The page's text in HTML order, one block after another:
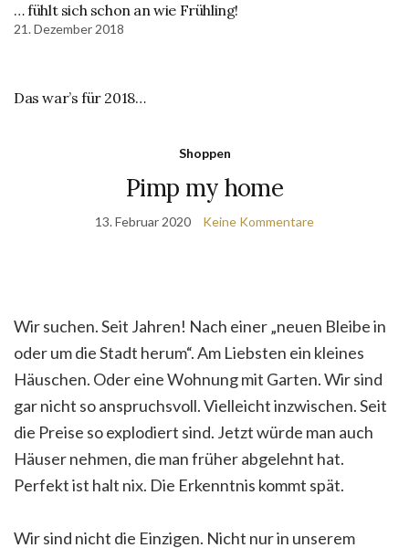
… fühlt sich schon an wie Frühling!
21. Dezember 2018
Das war’s für 2018…
Shoppen
Pimp my home
13. Februar 2020 Keine Kommentare
Wir suchen. Seit Jahren! Nach einer „neuen Bleibe in
oder um die Stadt herum“. Am Liebsten ein kleines
Häuschen. Oder eine Wohnung mit Garten. Wir sind
gar nicht so anspruchsvoll. Vielleicht inzwischen. Seit
die Preise so explodiert sind. Jetzt würde man auch
Häuser nehmen, die man früher abgelehnt hat.
Perfekt ist halt nix. Die Erkenntnis kommt spät.
Wir sind nicht die Einzigen. Nicht nur in unserem